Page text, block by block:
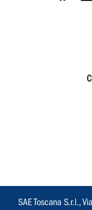
SAE Toscana S.r.l.,